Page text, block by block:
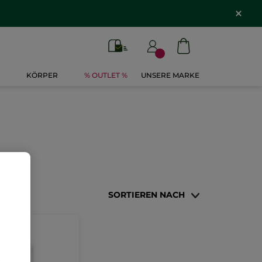
KÖRPER % OUTLET % UNSERE MARKE
SORTIEREN NACH